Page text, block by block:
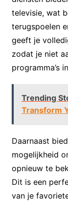
televisie, wat
terugspoelen
geeft je
zodat je niet
programma’s
Trending
Transform
Daarnaast
mogelijkheid
opnieuw te
Dit is een
van je